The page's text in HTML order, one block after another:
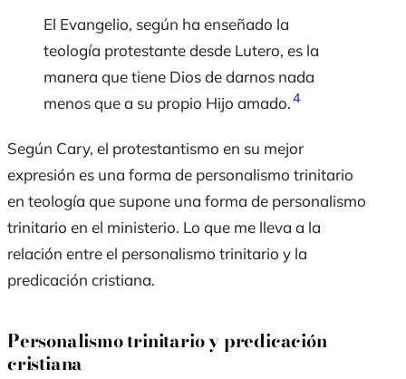
El Evangelio, según ha enseñado la
teología protestante desde Lutero, es la
manera que tiene Dios de darnos nada
menos que a su propio Hijo amado.4
Según Cary, el protestantismo en su mejor
expresión es una forma de personalismo trinitario
en teología que supone una forma de personalismo
trinitario en el ministerio. Lo que me lleva a la
relación entre el personalismo trinitario y la
predicación cristiana.
Personalismo trinitario y predicación
cristiana